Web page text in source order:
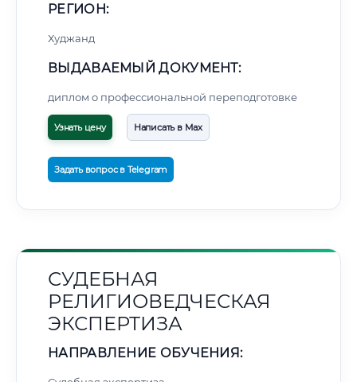
РЕГИОН:
Худжанд
ВЫДАВАЕМЫЙ ДОКУМЕНТ:
диплом о профессиональной переподготовке
Узнать цену Написать в Max
Задать вопрос в Telegram
СУДЕБНАЯ
РЕЛИГИОВЕДЧЕСКАЯ
ЭКСПЕРТИЗА
НАПРАВЛЕНИЕ ОБУЧЕНИЯ: